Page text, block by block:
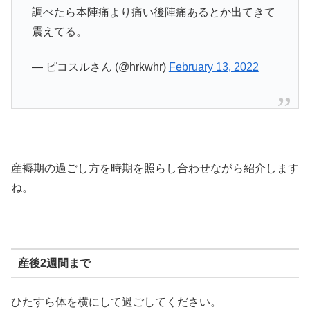
調べたら本陣痛より痛い後陣痛あるとか出てきて
震えてる。
— ピコスルさん (@hrkwhr) February 13, 2022
産褥期の過ごし方を時期を照らし合わせながら紹介します
ね。
産後2週間まで
ひたすら体を横にして過ごしてください。